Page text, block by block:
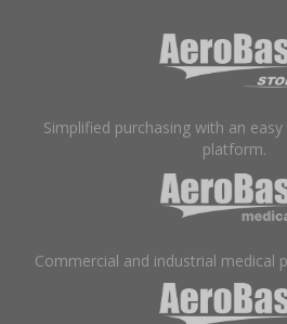
Simplified purchasing with an
platform.
Commercial and industrial medical